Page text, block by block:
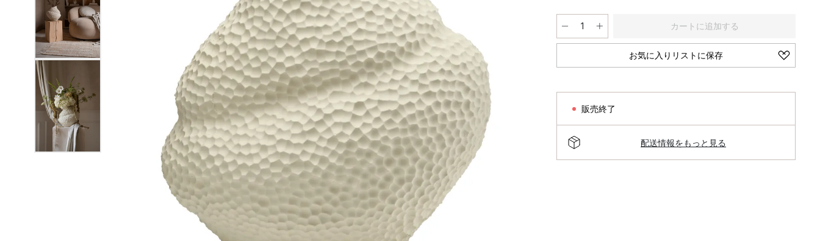
カートに追加する
お気に入りリストに保存
販売終了
配送情報をもっと見る